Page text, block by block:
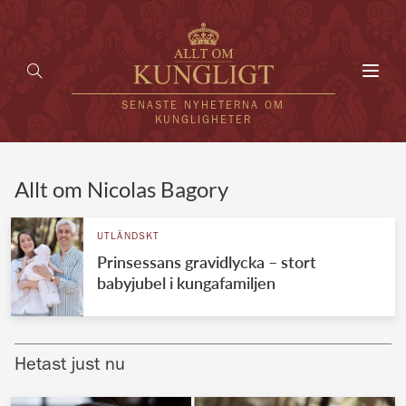
SENASTE NYHETERNA OM
KUNGLIGHETER
UTLÄNDSKT
VÄRLDENS KUNGAHUS
Brittiska kungahuset
Allt om Nicolas Bagory
UTLÄNDSKT
Prinsessans gravidlycka – stort
babyjubel i kungafamiljen
Hetast just nu